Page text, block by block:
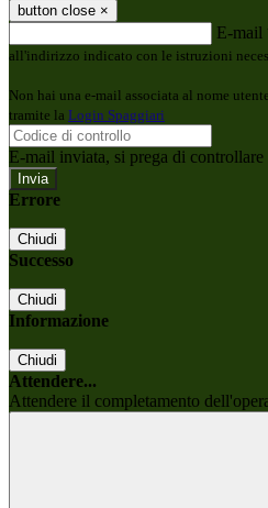
button close ×
E-mail
all'indirizzo indicato con le istruzioni
Non hai una e-mail associata al nome
tramite la Login Spaggiari
E-mail inviata, si prega di
Errore
Chiudi
Successo
Chiudi
Informazione
Chiudi
Attendere...
Attendere il completamento